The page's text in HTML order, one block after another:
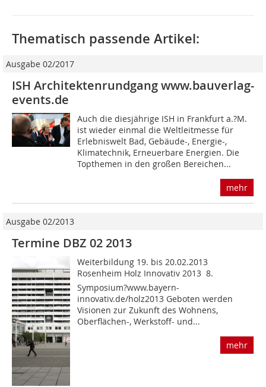
Thematisch passende Artikel:
Ausgabe 02/2017
ISH Architektenrundgang www.bauverlag-
events.de
Auch die diesjährige ISH in Frankfurt a.?M.
ist wieder einmal die Weltleitmesse für
Erlebniswelt Bad, Gebäude-, Energie-,
Klimatechnik, Erneuerbare Energien. Die
Topthemen in den großen Bereichen...
mehr
Ausgabe 02/2013
Termine DBZ 02 2013
Weiterbildung 19. bis 20.02.2013
Rosenheim Holz Innovativ 2013  8.
Symposium?www.bayern-
innovativ.de/holz2013 Geboten werden
Visionen zur Zukunft des Wohnens,
Oberflächen-, Werkstoff- und...
mehr